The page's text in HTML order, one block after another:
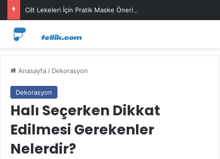
Cilt Lekeleri İçin Pratik Maske Önerileri
Anasayfa / Dekorasyon
Dekorasyon
Halı Seçerken Dikkat
Edilmesi Gerekenler
Nelerdir?